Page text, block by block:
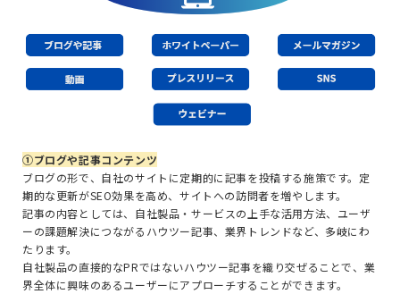
①ブログや記事コンテンツ
ブログの形で、自社のサイトに定期的に記事を投稿する施策です。定
期的な更新がSEO効果を高め、サイトへの訪問者を増やします。
記事の内容としては、自社製品・サービスの上手な活用方法、ユーザ
ーの課題解決につながるハウツー記事、業界トレンドなど、多岐にわ
たります。
自社製品の直接的なPRではないハウツー記事を織り交ぜることで、業
界全体に興味のあるユーザーにアプローチすることができます。